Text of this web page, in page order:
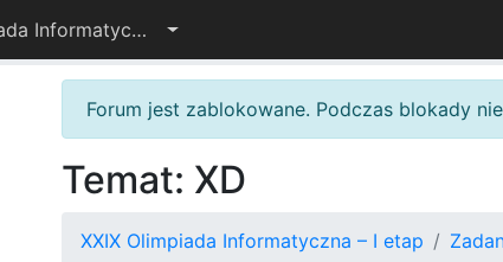
XXIX Olimpiada Informatyczna – I etap
Forum jest zablokowane. Podczas blokady
Temat: XD
XXIX Olimpiada Informatyczna – I etap